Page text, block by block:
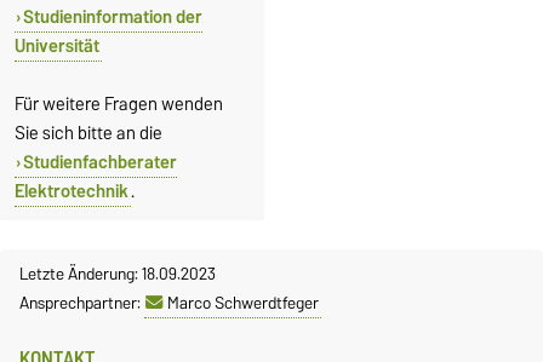
Studieninformation der
Universität
Für weitere Fragen wenden
Sie sich bitte an die
Studienfachberater
Elektrotechnik.
Letzte Änderung: 18.09.2023
Ansprechpartner:
Marco Schwerdtfeger